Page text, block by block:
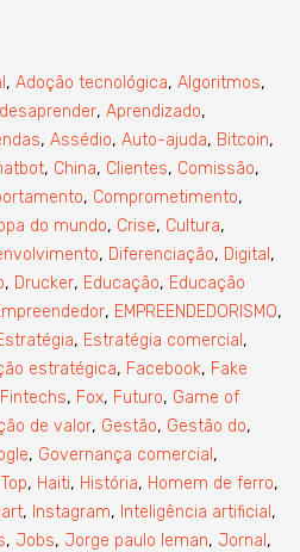
, Adoção tecnológica, Algoritmos,
, Aprendizado,
, Assédio, Auto-ajuda, Bitcoin,
, China, Clientes, Comissão,
, Comprometimento,
do mundo, Crise, Cultura,
, Diferenciação, Digital ,
, Drucker, Educação, Educação
, EMPREENDEDORISMO,
, Estratégia comercial ,
estratégica, Facebook, Fake
Fintechs, Fox, Futuro, Game of
de valor, Gestão, Gestão do,
, Governança comercial ,
, Haiti, História, Homem de ferro,
, Instagram, Inteligência artificial ,
, Jobs, Jorge paulo leman, Jornal ,